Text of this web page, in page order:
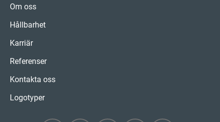
Om oss
Hållbarhet
Karriär
Referenser
Kontakta oss
Logotyper